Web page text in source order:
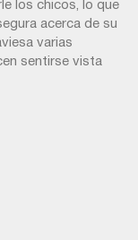
los chicos, lo que
acerca de su
varias
sentirse vista